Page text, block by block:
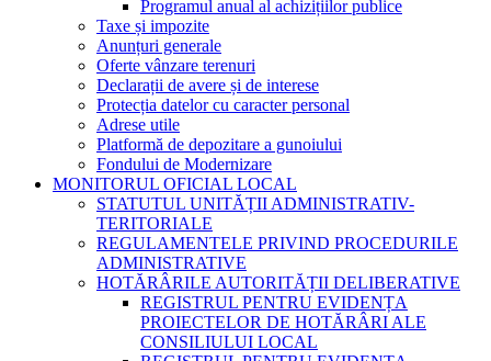
Programul anual al achizițiilor publice
Taxe și impozite
Anunțuri generale
Oferte vânzare terenuri
Declarații de avere și de interese
Protecția datelor cu caracter personal
Adrese utile
Platformă de depozitare a gunoiului
Fondului de Modernizare
MONITORUL OFICIAL LOCAL
STATUTUL UNITĂȚII ADMINISTRATIV-
TERITORIALE
REGULAMENTELE PRIVIND PROCEDURILE
ADMINISTRATIVE
HOTĂRÂRILE AUTORITĂȚII DELIBERATIVE
REGISTRUL PENTRU EVIDENȚA
PROIECTELOR DE HOTĂRÂRI ALE
CONSILIULUI LOCAL